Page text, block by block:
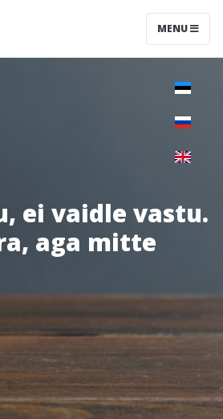
MENU
ei vaidle vastu.
aga mitte